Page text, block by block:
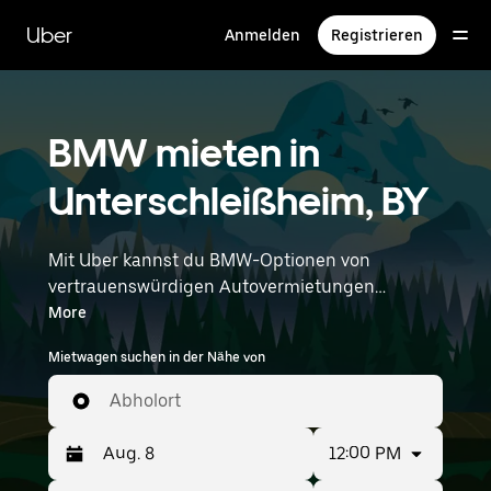
zum
Hauptinhalt
Uber Anmelden Registrieren
BMW mieten in
Unterschleißheim, BY
Mit Uber kannst du BMW-Optionen von
vertrauenswürdigen Autovermietungen
durchstöbern. Finde den richtigen Leihwagen
von BMW für Besorgungen, Roadtrips oder
tägliche Fahrten. Egal, ob du Preis, Größe oder
Stil priorisierst: Hier findest du Optionen, die
deinen Wünschen entsprechen. Gib deine Zeit-
und Standortangaben (z. B. Munich Airport) ein,
um BMW-Vermietungen in deiner Nähe zu
More
Mietwagen suchen in der Nähe von
Abholort
12:00 PM